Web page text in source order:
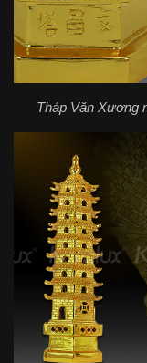
Tháp Văn Xương